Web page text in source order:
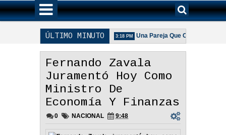
ÚLTIMO MINUTO
Unida Es Importante - Reflexión 3:18 PM Una Pareja Que Ora Unida. -
Fernando Zavala
Juramentó Hoy Como
Ministro De
Economía Y Finanzas
0 NACIONAL 9:48